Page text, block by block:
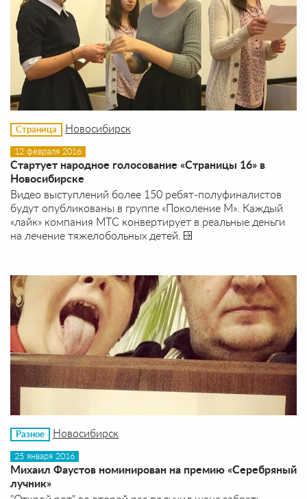
Страница Новосибирск
12 февраля 2016
Стартует народное голосование «Страницы 16» в
Новосибирске
Видео выступлений более 150 ребят-полуфиналистов
будут опубликованы в группе «Поколение М». Каждый
«лайк» компания МТС конвертирует в реальные деньги
на лечение тяжелобольных детей.
Разное Новосибирск
25 января 2016
Михаил Фаустов номинирован на премию «Серебряный
лучник»